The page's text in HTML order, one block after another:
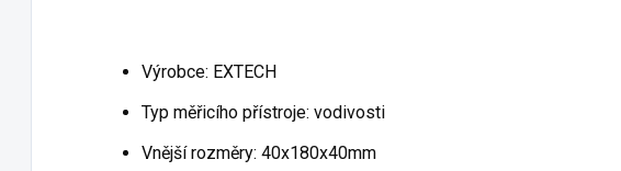
Výrobce: EXTECH
Typ měřicího přístroje: vodivosti
Vnější rozměry: 40x180x40mm